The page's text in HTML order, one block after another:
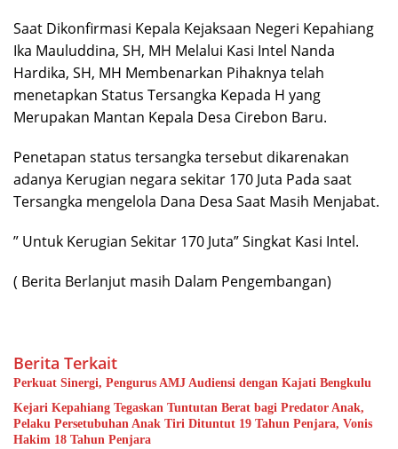
Saat Dikonfirmasi Kepala Kejaksaan Negeri Kepahiang
Ika Mauluddina, SH, MH Melalui Kasi Intel Nanda
Hardika, SH, MH Membenarkan Pihaknya telah
menetapkan Status Tersangka Kepada H yang
Merupakan Mantan Kepala Desa Cirebon Baru.
Penetapan status tersangka tersebut dikarenakan
adanya Kerugian negara sekitar 170 Juta Pada saat
Tersangka mengelola Dana Desa Saat Masih Menjabat.
” Untuk Kerugian Sekitar 170 Juta” Singkat Kasi Intel.
( Berita Berlanjut masih Dalam Pengembangan)
Berita Terkait
Perkuat Sinergi, Pengurus AMJ Audiensi dengan Kajati Bengkulu
Kejari Kepahiang Tegaskan Tuntutan Berat bagi Predator Anak,
Pelaku Persetubuhan Anak Tiri Dituntut 19 Tahun Penjara, Vonis
Hakim 18 Tahun Penjara